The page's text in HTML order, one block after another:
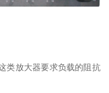
类放大器要求负载的阻抗